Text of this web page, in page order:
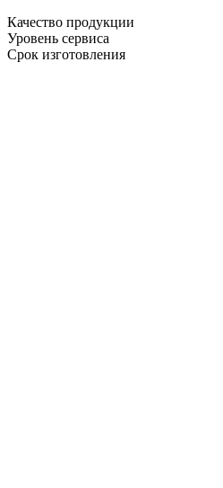
Качество продукции
Уровень сервиса
Срок изготовления